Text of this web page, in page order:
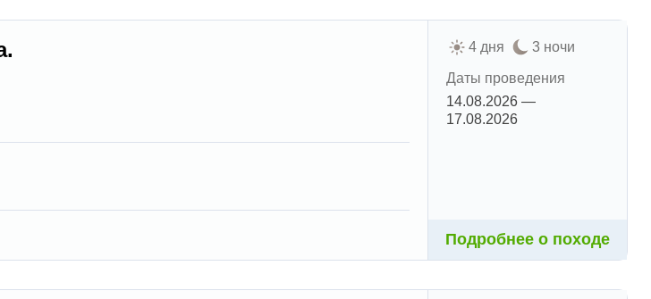
4 дня 3 ночи
Даты проведения
14.08.2026 —
17.08.2026
Подробнее о походе